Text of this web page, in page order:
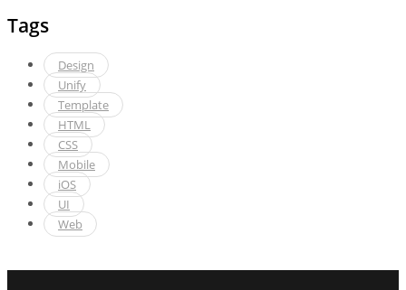
Tags
Design
Unify
Template
HTML
CSS
Mobile
iOS
UI
Web